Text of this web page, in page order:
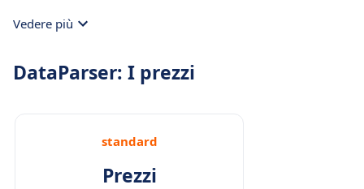
Vedere più
DataParser: I prezzi
standard
Prezzi